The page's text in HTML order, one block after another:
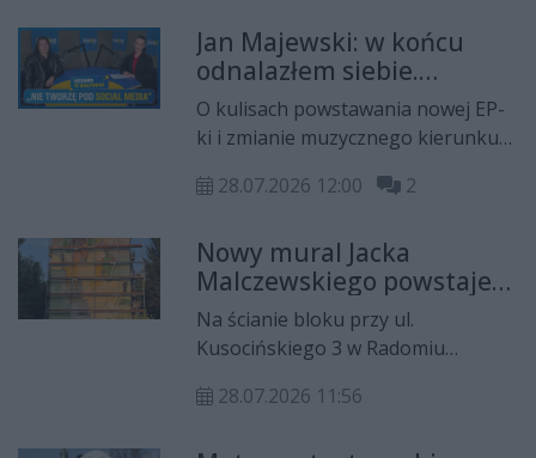
działalności naukowej za lata 2022–
2025, przeprowadzonej przez
Ministra Nauki i Szkolnictwa
Wyższego.
Jan Majewski: w końcu
odnalazłem siebie.
Wszystko, co robiłem
wcześniej, odciąłem grubą
O kulisach powstawania nowej EP-
ki i zmianie muzycznego kierunku
wokalista i gitarzysta w programie
rozmawiała z nim również o
współpracy z Anną Wyszkoni,
występach w programach
telewizyjnych, koncertach oraz roli
mediów społecznościowych w życiu
artysty.
28.07.2026 12:00 2
Nowy mural Jacka
Malczewskiego powstaje
w Radomiu
Na ścianie bloku przy ul.
Kusocińskiego 3 w Radomiu
mural inspirowany twórczością
28.07.2026 11:56